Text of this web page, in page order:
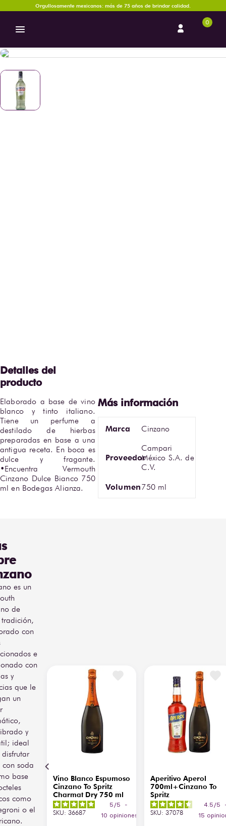
Orgullosamente mexicanos: más de 75 años de brindar calidad.
0
Elaborado a base de vino
blanco y tinto italiano.
Tiene un perfume a
destilado de hierbas
preparadas en base a una
antigua receta. En boca es
dulce y fragante.
•Encuentra Vermouth
Cinzano Dulce Bianco 750
ml en Bodegas Alianza.
Marca Cinzano
Proveedor
Campari
México S.A. de
C.V.
Volumen750 ml
es un
de
con
e
con
y
que le
un
y
ideal
soda
base
como
o el
Vino Blanco Espumoso
Cinzano To Spritz
Charmat Dry 750 ml
5/5
-
10 opiniones
SKU: 36687
Aperitivo Aperol
700ml+Cinzano To
Spritz
4.5/5
15
SKU: 37078